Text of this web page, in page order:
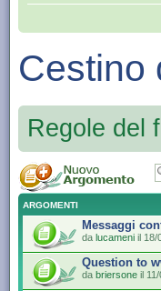
Cestino
Regole del
ARGOMENTI
Messaggi
da lucameni il 18/
Question to
da briersone il